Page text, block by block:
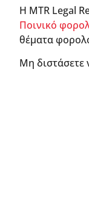
Η MTR Legal
Ποινικό
θέματα
Μη διστάσετε